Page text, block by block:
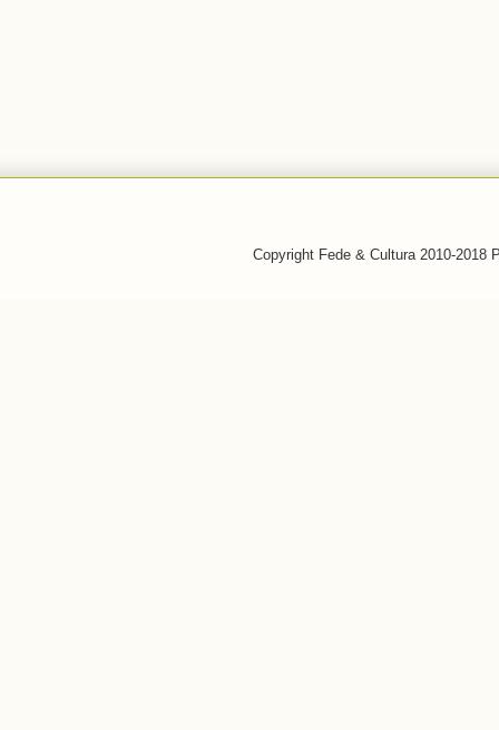
Copyright Fede & Cultura 2010-2018